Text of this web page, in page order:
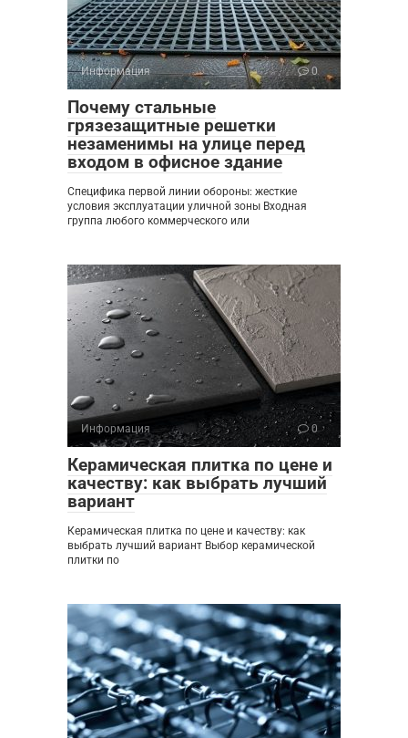
Информация 0
Почему стальные
грязезащитные решетки
незаменимы на улице перед
входом в офисное здание
Специфика первой линии обороны: жесткие
условия эксплуатации уличной зоны Входная
группа любого коммерческого или
Информация 0
Керамическая плитка по цене и
качеству: как выбрать лучший
вариант
Керамическая плитка по цене и качеству: как
выбрать лучший вариант Выбор керамической
плитки по